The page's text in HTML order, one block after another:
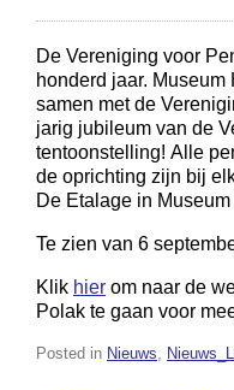
De Vereniging voor
honderd jaar.
samen met de
jarig jubileum van de
tentoonstelling! Alle
de oprichting zijn bij
De Etalage in
Te zien van 6
Klik hier om naar de
Polak te gaan voor
Posted in Nieuws,